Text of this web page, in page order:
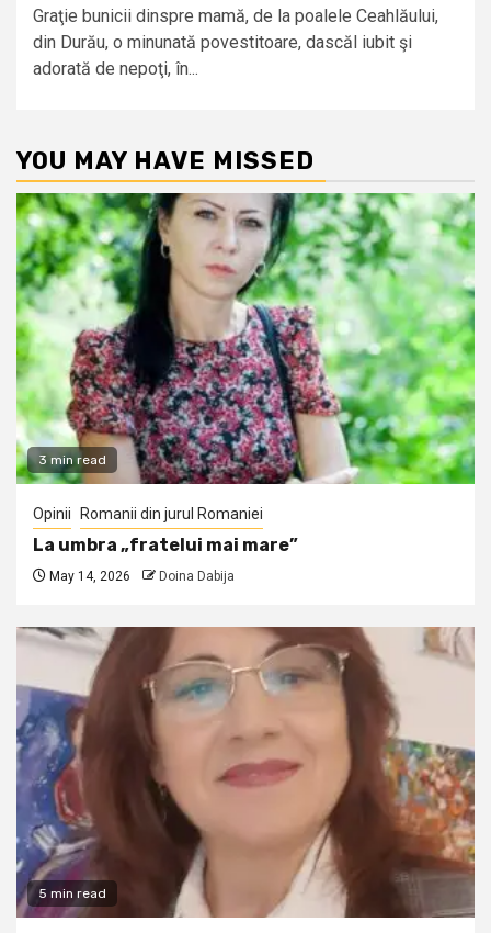
Graţie bunicii dinspre mamă, de la poalele Ceahlăului,
din Durău, o minunată povestitoare, dascăl iubit şi
adorată de nepoţi, în...
YOU MAY HAVE MISSED
3 min read
Opinii Romanii din jurul Romaniei
La umbra „fratelui mai mare”
May 14, 2026 Doina Dabija
5 min read